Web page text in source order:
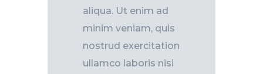
aliqua. Ut enim ad
minim veniam, quis
nostrud exercitation
ullamco laboris nisi